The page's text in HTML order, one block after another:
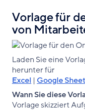
Vorlage für
von
Laden Sie eine
herunter für
Excel | Google
Wann Sie diese
Vorlage skizziert